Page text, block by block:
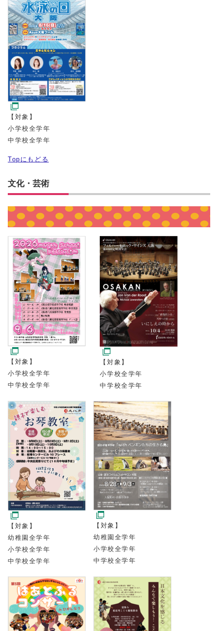
【対象】
小学校全学年
中学校全学年
Topにもどる
文化・芸術
【対象】
小学校全学年
中学校全学年
【対象】
小学校全学年
中学校全学年
【対象】
幼稚園全学年
小学校全学年
中学校全学年
【対象】
幼稚園全学年
小学校全学年
中学校全学年